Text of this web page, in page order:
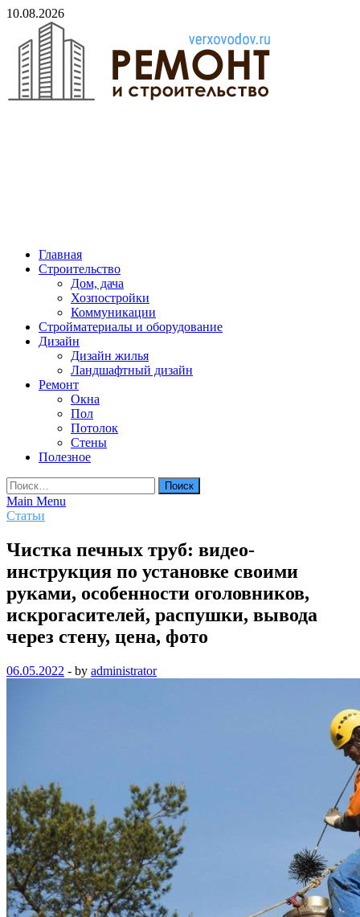
Skip
content
10.08.2026
Главная
Строительство
Дом, дача
Хозпостройки
Коммуникации
Стройматериалы и оборудование
Дизайн
Дизайн жилья
Ландшафтный дизайн
Ремонт
Окна
Пол
Потолок
Стены
Полезное
Найти:
Main Menu
Статьи
Чистка печных труб: видео-
инструкция по установке своими
руками, особенности оголовников,
искрогасителей, распушки, вывода
через стену, цена, фото
06.05.2022 - by administrator